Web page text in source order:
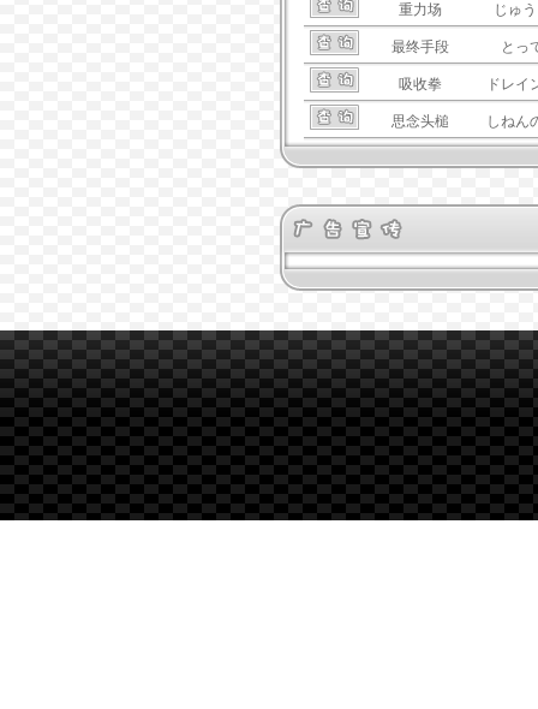
重力场 じゅ
最终手段 とっ
吸收拳 ドレイ
思念头槌 しねん